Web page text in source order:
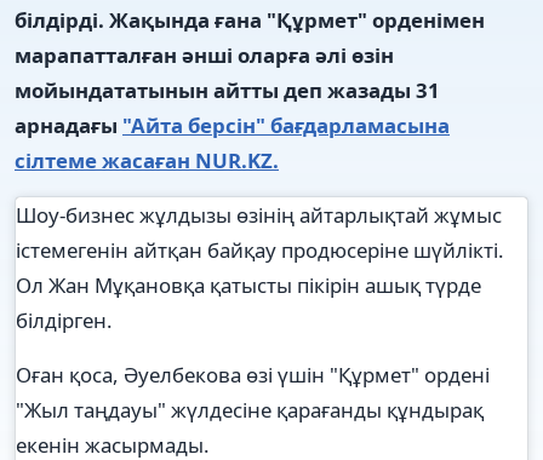
білдірді. Жақында ғана "Құрмет" орденімен
марапатталған әнші оларға әлі өзін
мойындататынын айтты деп жазады 31
арнадағы "Айта берсін" бағдарламасына
сілтеме жасаған NUR.KZ.
Шоу-бизнес жұлдызы өзінің айтарлықтай жұмыс
істемегенін айтқан байқау продюсеріне шүйлікті.
Ол Жан Мұқановқа қатысты пікірін ашық түрде
білдірген.
Оған қоса, Әуелбекова өзі үшін "Құрмет" ордені
"Жыл таңдауы" жүлдесіне қарағанды құндырақ
екенін жасырмады.